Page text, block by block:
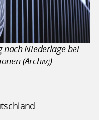
nach Niederlage bei
(Archiv))